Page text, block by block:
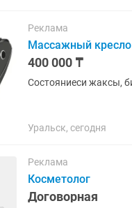
Реклама
Массажный кресло
400 000 ₸
Состояниеси жаксы,
Уральск, сегодня
Реклама
Косметолог
Договорная